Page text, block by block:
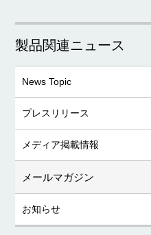
製品関連ニュース
News Topic
プレスリリース
メディア掲載情報
メールマガジン
お知らせ